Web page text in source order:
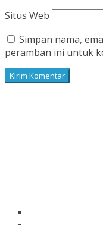
Situs Web
Simpan nama,
peramban ini untuk